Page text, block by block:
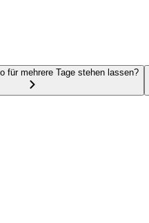
für mehrere Tage stehen lassen?